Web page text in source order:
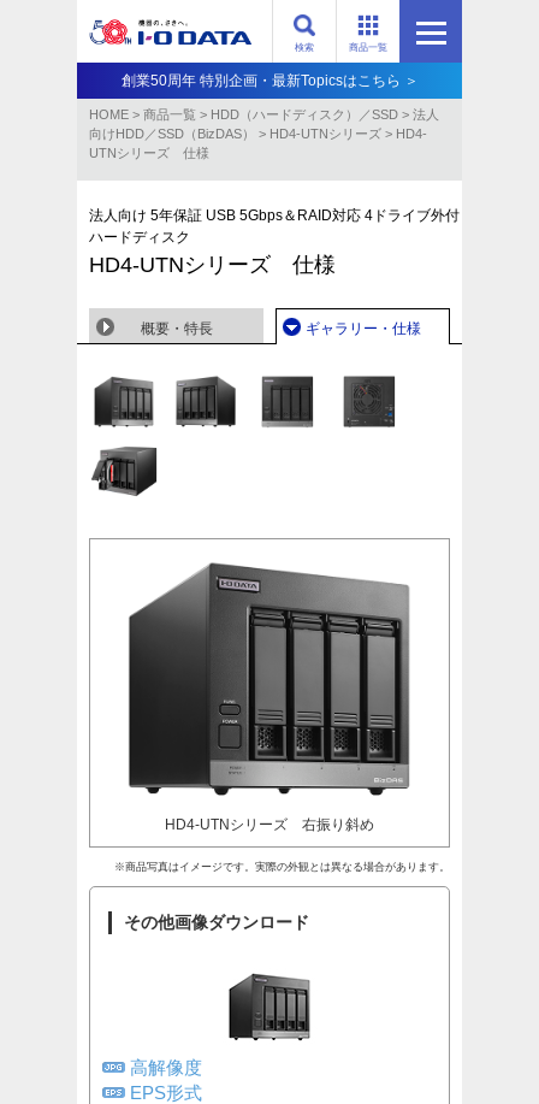
商品一覧
検索
創業50周年 特別企画・最新Topicsはこちら ＞
HOME > 商品一覧 > HDD（ハードディスク）／SSD > 法人
向けHDD／SSD（BizDAS）
> HD4-UTNシリーズ > HD4-
UTNシリーズ 仕様
法人向け 5年保証 USB 5Gbps＆RAID対応 4ドライブ外付
ハードディスク
HD4-UTNシリーズ 仕様
概要・特長 ギャラリー・仕様
HD4-UTNシリーズ 右振り斜め
※商品写真はイメージです。実際の外観とは異なる場合があります。
その他画像ダウンロード
高解像度
EPS形式